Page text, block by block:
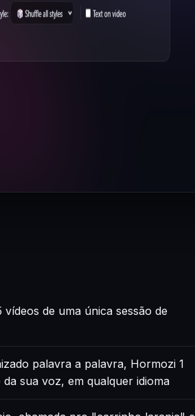
de uma única sessão de
palavra a palavra, Hormozi 1
sua voz, em qualquer idioma